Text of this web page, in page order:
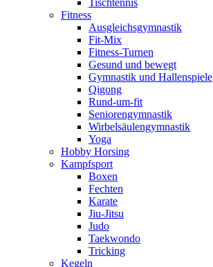
Tischtennis
Fitness
Ausgleichsgymnastik
Fit-Mix
Fitness-Turnen
Gesund und bewegt
Gymnastik und Hallenspiele
Qigong
Rund-um-fit
Seniorengymnastik
Wirbelsäulengymnastik
Yoga
Hobby Horsing
Kampfsport
Boxen
Fechten
Karate
Jiu-Jitsu
Judo
Taekwondo
Tricking
Kegeln